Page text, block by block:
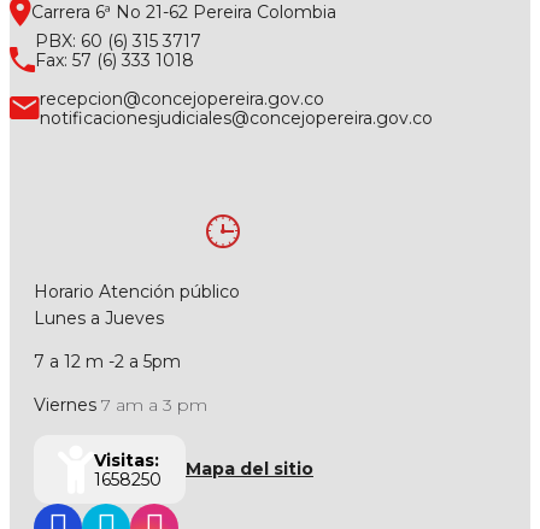
Carrera 6ª No 21-62 Pereira Colombia
PBX: 60 (6) 315 3717
Fax: 57 (6) 333 1018
recepcion@concejopereira.gov.co
notificacionesjudiciales@concejopereira.gov.co
Horario Atención público
Lunes a Jueves
7 a 12 m -2 a 5pm
Viernes 7 am a 3 pm
Visitas:
1658250
Mapa del sitio